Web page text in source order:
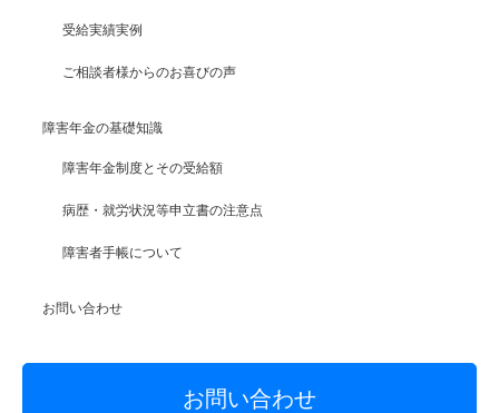
受給実績実例
ご相談者様からのお喜びの声
障害年金の基礎知識
障害年金制度とその受給額
病歴・就労状況等申立書の注意点
障害者手帳について
お問い合わせ
お問い合わせ